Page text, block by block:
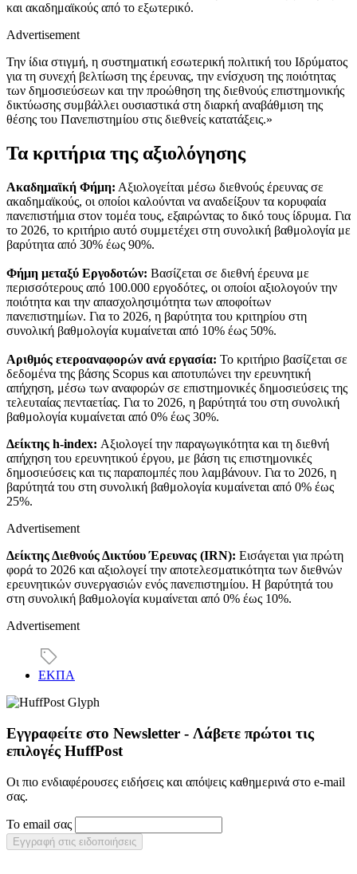
και ακαδημαϊκούς από το εξωτερικό.
Advertisement
Την ίδια στιγμή, η συστηματική εσωτερική πολιτική του Ιδρύματος
για τη συνεχή βελτίωση της έρευνας, την ενίσχυση της ποιότητας
των δημοσιεύσεων και την προώθηση της διεθνούς επιστημονικής
δικτύωσης συμβάλλει ουσιαστικά στη διαρκή αναβάθμιση της
θέσης του Πανεπιστημίου στις διεθνείς κατατάξεις.»
Τα κριτήρια της αξιολόγησης
Ακαδημαϊκή Φήμη: Αξιολογείται μέσω διεθνούς έρευνας σε
ακαδημαϊκούς, οι οποίοι καλούνται να αναδείξουν τα κορυφαία
πανεπιστήμια στον τομέα τους, εξαιρώντας το δικό τους ίδρυμα. Για
το 2026, το κριτήριο αυτό συμμετέχει στη συνολική βαθμολογία με
βαρύτητα από 30% έως 90%.
Φήμη μεταξύ Εργοδοτών: Βασίζεται σε διεθνή έρευνα με
περισσότερους από 100.000 εργοδότες, οι οποίοι αξιολογούν την
ποιότητα και την απασχολησιμότητα των αποφοίτων
πανεπιστημίων. Για το 2026, η βαρύτητα του κριτηρίου στη
συνολική βαθμολογία κυμαίνεται από 10% έως 50%.
Αριθμός ετεροαναφορών ανά εργασία: Το κριτήριο βασίζεται σε
δεδομένα της βάσης Scopus και αποτυπώνει την ερευνητική
απήχηση, μέσω των αναφορών σε επιστημονικές δημοσιεύσεις της
τελευταίας πενταετίας. Για το 2026, η βαρύτητά του στη συνολική
βαθμολογία κυμαίνεται από 0% έως 30%.
Δείκτης h-index: Αξιολογεί την παραγωγικότητα και τη διεθνή
απήχηση του ερευνητικού έργου, με βάση τις επιστημονικές
δημοσιεύσεις και τις παραπομπές που λαμβάνουν. Για το 2026, η
βαρύτητά του στη συνολική βαθμολογία κυμαίνεται από 0% έως
25%.
Advertisement
Δείκτης Διεθνούς Δικτύου Έρευνας (IRN): Εισάγεται για πρώτη
φορά το 2026 και αξιολογεί την αποτελεσματικότητα των διεθνών
ερευνητικών συνεργασιών ενός πανεπιστημίου. Η βαρύτητά του
στη συνολική βαθμολογία κυμαίνεται από 0% έως 10%.
Advertisement
ΕΚΠΑ
Εγγραφείτε στο Newsletter - Λάβετε πρώτοι τις
επιλογές HuffPost
Οι πιο ενδιαφέρουσες ειδήσεις και απόψεις καθημερινά στο e-mail
σας.
Το email σας
Εγγραφή στις ειδοποιήσεις